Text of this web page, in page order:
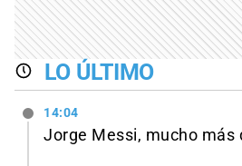
LO ÚLTIMO
14:04
Jorge Messi, mucho más